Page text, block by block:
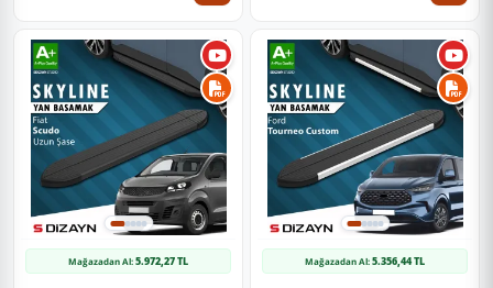
Mağazadan Al:5.972,27 TL Mağazadan Al:5.356,44 TL